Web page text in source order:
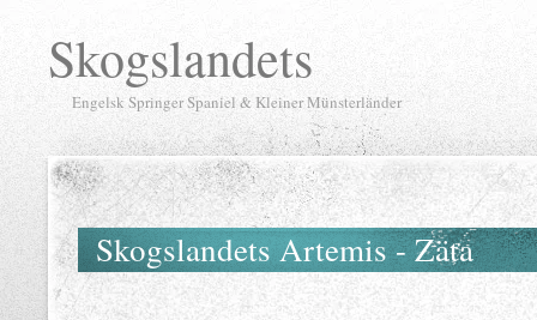
Skogslandets
Engelsk Springer Spaniel & Kleiner Münsterländer
Skogslandets Artemis - Zäta